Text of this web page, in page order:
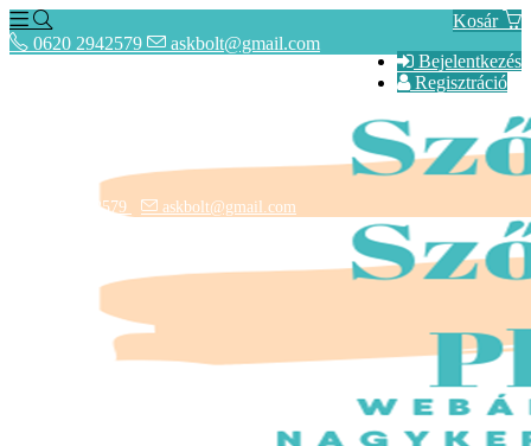
Kosár
Bejelentkezés
Regisztráció
0620 2942579 askbolt@gmail.com
0620 2942579 askbolt@gmail.com